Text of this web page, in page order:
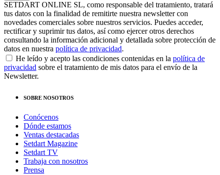
SETDART ONLINE SL, como responsable del tratamiento, tratará
tus datos con la finalidad de remitirte nuestra newsletter con
novedades comerciales sobre nuestros servicios. Puedes acceder,
rectificar y suprimir tus datos, así como ejercer otros derechos
consultando la información adicional y detallada sobre protección de
datos en nuestra política de privacidad.
He leído y acepto las condiciones contenidas en la política de
privacidad sobre el tratamiento de mis datos para el envío de la
Newsletter.
SOBRE NOSOTROS
Conócenos
Dónde estamos
Ventas destacadas
Setdart Magazine
Setdart TV
Trabaja con nosotros
Prensa